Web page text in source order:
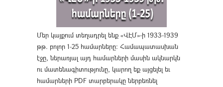
Մեր կայքում տեղադրել ենք «ՎԷՄ»-ի 1933-1939
թթ. բոլոր 1-25 համարները։ Համապատասխան
էջը, ներառյալ այդ համարների մասին ակնարկն
ու մատենագիտությունը, կարող եք այցելել եւ
համարների PDF տարբերակը ներբեռնել